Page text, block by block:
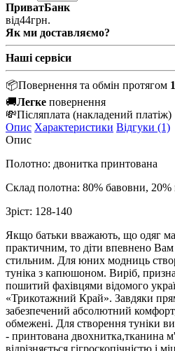
ПриватБанк
від44грн.
Як ми доставляємо?
Наші сервіси
📦Повернення та обмін протягом
🚚Легке повернення
💸Післяплата (накладений платіж)
Опис Характеристики Відгуки (1)
Опис
Полотно: двонитка принтована
Склад полотна: 80% бавовни, 20%
Зріст: 128-140
Якщо батьки вважають, що одяг
практичним, то діти впевнено
стильним. Для юних модниць
туніка з капюшоном. Виріб,
пошитий фахівцями відомого
«Трикотажний Край». Завдяки
забезпечений абсолютний
обмежені. Для створення туніки
- принтована двохнитка,тканина
відрізняється гігроскопічністю і